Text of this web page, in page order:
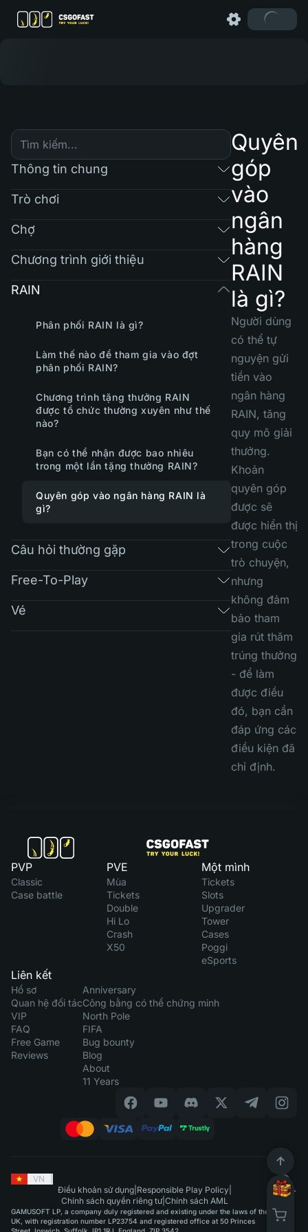
Thông tin chung
Trò chơi
Chợ
Chương trình giới thiệu
RAIN
Phân phối RAIN là gì?
Làm thế nào để tham gia vào đợt
phân phối RAIN?
Chương trình tặng thưởng RAIN
được tổ chức thường xuyên như thế
nào?
Bạn có thể nhận được bao nhiêu
trong một lần tặng thưởng RAIN?
Quyên góp vào ngân hàng RAIN là
gì?
Câu hỏi thường gặp
Free-To-Play
Vé
Quyên
góp
vào
ngân
hàng
RAIN
là gì?
Người dùng
có thể tự
nguyện gửi
tiền vào
ngân hàng
RAIN, tăng
quy mô giải
thưởng.
Khoản
quyên góp
được sẽ
được hiển thị
trong cuộc
trò chuyện,
nhưng
không đảm
bảo tham
gia rút thăm
trúng thưởng
- để làm
được điều
đó, bạn cần
đáp ứng các
điều kiện đã
chỉ định.
PVP
Classic
Case battle
PVE
Mùa
Tickets
Double
Hi Lo
Crash
X50
Một mình
Tickets
Slots
Upgrader
Tower
Cases
Poggi
eSports
Liên kết
Hồ sơ
Quan hệ đối tác
VIP
FAQ
Free Game
Reviews
Anniversary
Công bằng có thể chứng minh
North Pole
FIFA
Bug bounty
Blog
About
11 Years
VN
Điều khoản sử dụng| Responsible Play Policy|
Chính sách quyền riêng tư| Chính sách AML
GAMUSOFT LP, a company duly registered and existing under the laws of the
UK, with registration number LP23754 and registered office at 50 Princes